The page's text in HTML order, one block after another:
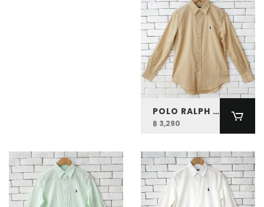
POLO RALPH LAUREN WOMEN CLASSIC FIT LINEN SHIRT
฿ 3,290